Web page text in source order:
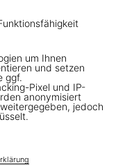
um Ihnen
und setzen
ggf.
Pixel und IP-
anonymisiert
jedoch